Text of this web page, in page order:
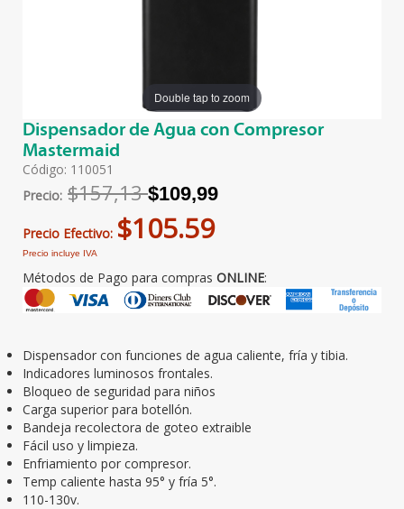
Double tap to zoom
Dispensador de Agua con Compresor
Mastermaid
Código: 110051
Precio: $157,13$109,99
Precio Efectivo: $105.59
Precio incluye IVA
Métodos de Pago para compras ONLINE:
Dispensador con funciones de agua caliente, fría y tibia.
Indicadores luminosos frontales.
Bloqueo de seguridad para niños
Carga superior para botellón.
Bandeja recolectora de goteo extraible
Fácil uso y limpieza.
Enfriamiento por compresor.
Temp caliente hasta 95° y fría 5°.
⁠110-130v.